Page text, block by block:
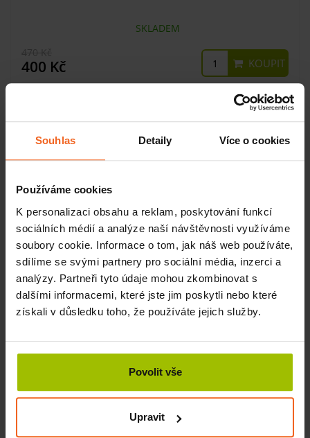
Souhlas Detaily Více o cookies
Používáme cookies
K personalizaci obsahu a reklam, poskytování funkcí
sociálních médií a analýze naší návštěvnosti využíváme
soubory cookie. Informace o tom, jak náš web používáte,
sdílíme se svými partnery pro sociální média, inzerci a
analýzy. Partneři tyto údaje mohou zkombinovat s
dalšími informacemi, které jste jim poskytli nebo které
získali v důsledku toho, že používáte jejich služby.
Povolit vše
Upravit
SKLADEM
400 Kč KOUPIT
-15%
Masážní baňka BellaBambi Sensitive 20 mm bílá
SKLADEM